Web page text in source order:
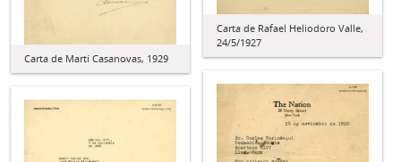
Carta de Rafael Heliodoro Valle,
24/5/1927
Carta de Martí Casanovas, 1929